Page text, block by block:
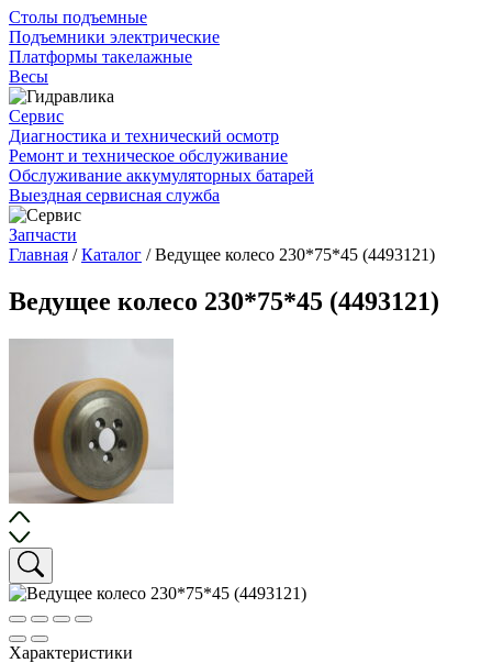
Столы подъемные
Подъемники электрические
Платформы такелажные
Весы
Сервис
Диагностика и технический осмотр
Ремонт и техническое обслуживание
Обслуживание аккумуляторных батарей
Выездная сервисная служба
Запчасти
Главная /Каталог /Ведущее колесо 230*75*45 (4493121)
Ведущее колесо 230*75*45 (4493121)
Характеристики